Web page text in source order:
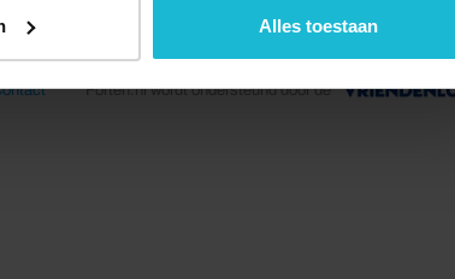
Alles toestaan
Forten.nl wordt ondersteund door de